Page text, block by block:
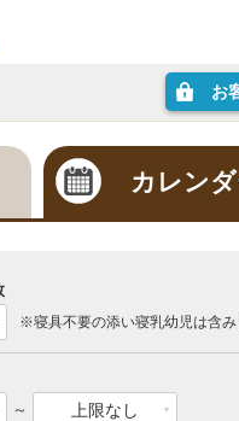
お
カレン
※寝具不要の添い寝乳幼児は含み
～ 上限なし